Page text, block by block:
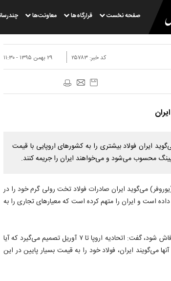
صفحه نخست قرارگاه‌ها معاونت‌ها
۲۹ بهمن ۱۳۹۵ - ۱۱:۳۰ کد خبر: ۲۵۷۸۳
ایران فولاد بیشتری را به کشورهای اروپایی با قیمت
محسوب می‌شود و می‌خواهند ایران را جریمه کنند.
(یوروفر) می‌گوید ایران صادرات فولاد تخت رولی گرم خود را در
است و ایران را متهم کرده است که معیارهای تجاری را به
یک منبع هیأت اروپایی که نخواست نامش فاش شود، گفت: اتحادیه اروپا تا ۷ آوریل تصمیم می‌گیرد که آیا
می‌گویند ایران، فولاد خود را به قیمت بسیار پایین در این